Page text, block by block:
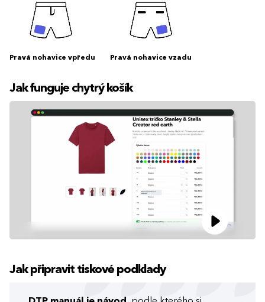
Pravá nohavice vpředu Pravá nohavice vzadu
Jak funguje chytrý košík
Jak připravit tiskové podklady